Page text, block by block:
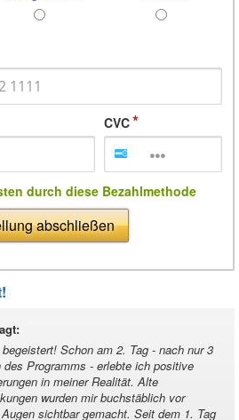
CVC
durch diese Bezahlmethode
abschließen
:
Schon am 2. Tag - nach nur 3
des Programms - erlebte ich positive
in meiner Realität. Alte
wurden mir buchstäblich vor
sichtbar gemacht. Seit dem 1. Tag